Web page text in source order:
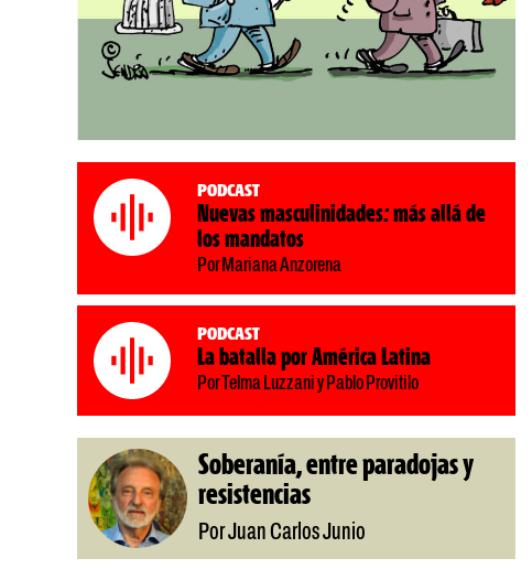
Podcast
Nuevas masculinidades: más allá de
los mandatos
Por Mariana Anzorena
Podcast
La batalla por América Latina
Por Telma Luzzani y Pablo Provitilo
Soberanía, entre paradojas y
resistencias
Por Juan Carlos Junio